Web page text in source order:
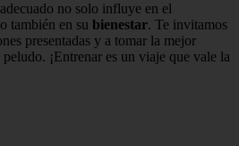
no solo influye en el
también en su bienestar. Te invitamos
presentadas y a tomar la mejor
¡Entrenar es un viaje que vale la